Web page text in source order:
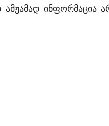
ამჟამად ინფორმაცია